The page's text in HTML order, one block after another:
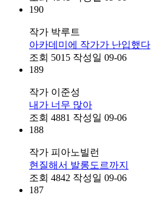
190
작가 박루트
아카데미에 작가가 난입했다
조회 5015 작성일 09-06
189
작가 이준성
내가 너무 많아
조회 4881 작성일 09-06
188
작가 피아노빌런
현질해서 발롱도르까지
조회 4842 작성일 09-06
187